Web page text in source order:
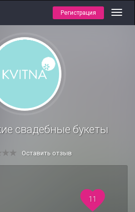
Регистрация
свадебные букеты
Оставить отзыв
11